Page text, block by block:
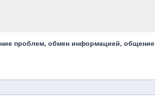
проблем, обмен информацией, общение